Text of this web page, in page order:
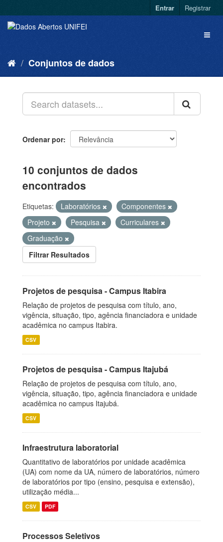
Entrar Registrar
Conjuntos de dados
Ordenar por
10 conjuntos de dados
encontrados
Etiquetas: Laboratórios
Componentes
Projeto
Pesquisa
Curriculares
Graduação
Filtrar Resultados
Projetos de pesquisa - Campus Itabira
Relação de projetos de pesquisa com título, ano,
vigência, situação, tipo, agência financiadora e unidade
acadêmica no campus Itabira.
CSV
Projetos de pesquisa - Campus Itajubá
Relação de projetos de pesquisa com título, ano,
vigência, situação, tipo, agência financiadora e unidade
acadêmica no campus Itajubá.
CSV
Infraestrutura laboratorial
Quantitativo de laboratórios por unidade acadêmica
(UA) com nome da UA, número de laboratórios, número
de laboratórios por tipo (ensino, pesquisa e extensão),
utilização média...
CSV PDF
Processos Seletivos